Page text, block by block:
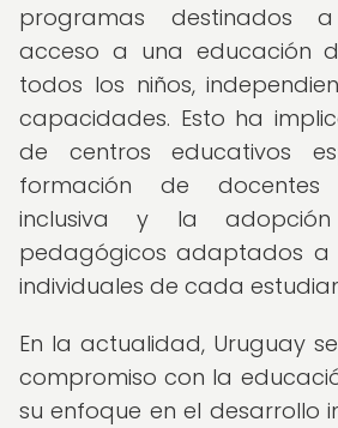
programas destinados
acceso a una educación
todos los niños,
capacidades. Esto ha
de centros educativos
formación de docentes
inclusiva y la
pedagógicos adaptados a
individuales de cada
En la actualidad, Uruguay
compromiso con la
su enfoque en el desarrollo